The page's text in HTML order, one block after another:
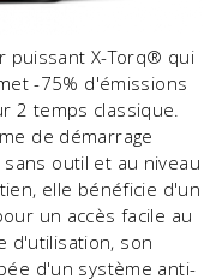
puissant X-Torq® qui
-75% d'émissions
2 temps classique.
de démarrage
outil et au niveau
elle bénéficie d'un
un accès facile au
d'utilisation, son
d'un système anti-